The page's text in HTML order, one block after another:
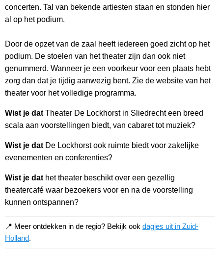
concerten. Tal van bekende artiesten staan en stonden hier
al op het podium.
Door de opzet van de zaal heeft iedereen goed zicht op het
podium. De stoelen van het theater zijn dan ook niet
genummerd. Wanneer je een voorkeur voor een plaats hebt
zorg dan dat je tijdig aanwezig bent. Zie de website van het
theater voor het volledige programma.
Wist je dat Theater De Lockhorst in Sliedrecht een breed
scala aan voorstellingen biedt, van cabaret tot muziek?
Wist je dat De Lockhorst ook ruimte biedt voor zakelijke
evenementen en conferenties?
Wist je dat het theater beschikt over een gezellig
theatercafé waar bezoekers voor en na de voorstelling
kunnen ontspannen?
📍 Meer ontdekken in de regio? Bekijk ook dagjes uit in Zuid-
Holland.